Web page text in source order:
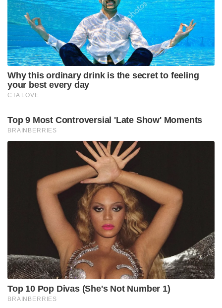
Why this ordinary drink is the secret to feeling
your best every day
CTA LOVE
Top 9 Most Controversial 'Late Show' Moments
BRAINBERRIES
Top 10 Pop Divas (She's Not Number 1)
BRAINBERRIES